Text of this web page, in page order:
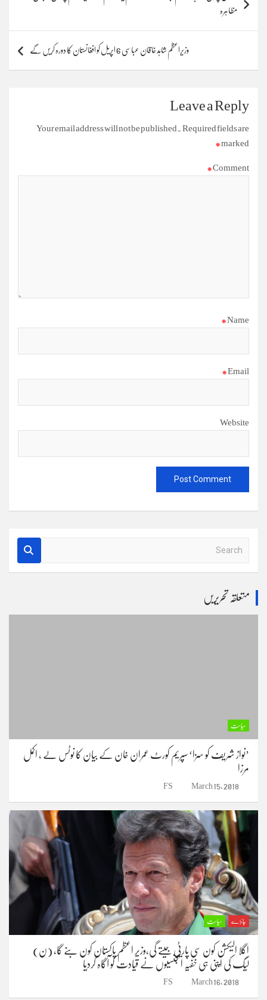
navigation
مظاہرہ
وزیراعظم شاہد خاقان عباسی 6 اپریل کو افغانستان کا دورہ کریں گے
Leave a Reply
Your email address will not be published. Required fields are
marked
*
Comment
*
Name
*
Email
*
Website
a
متعلقہ تحریریں
سیاست
’نواز شریف کو سزا‘ سپریم کورٹ عمران خان کے بیان کا نوٹس لے ، اکمل
مرزا
March 15, 2018
FS
جائزے سیاست
اگلا الیکشن کون سی پارٹی جیتے گی،وزیر اعظم پاکستان کون بنے گا، (ن)
لیگ کی اپنی ہی خفیہ ایجنسیوں نے قیادت کو آگاہ کردیا
March 16, 2018
FS